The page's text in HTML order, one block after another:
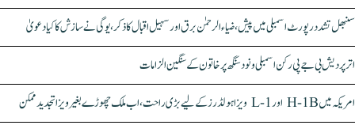
سنبھل تشدد رپورٹ اسمبلی میں پیش، ضیاء الرحمٰن برق اور سہیل اقبال کا ذکر، یوگی نے سازش کا کیا دعویٰ
اتر پردیش بی جے پی رکن اسمبلی ونود سنگھ پر خاتون کے سنگین الزامات
امریکہ میں H-1B اور L-1 ویزا ہولڈرز کے لیے بڑی راحت، اب ملک چھوڑے بغیر ویزا تجدید ممکن